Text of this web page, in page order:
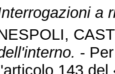
a
-
143 del